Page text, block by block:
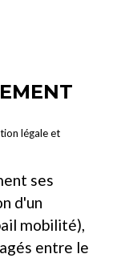
légale et
ses
d'un
mobilité),
entre le